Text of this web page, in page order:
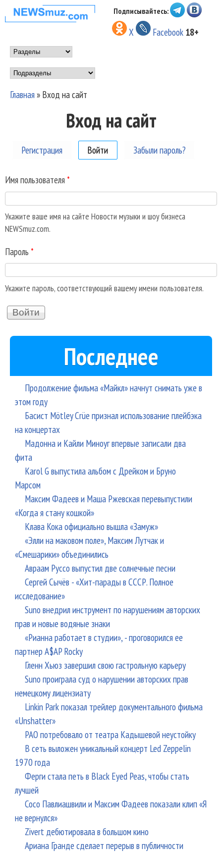
Перейти к основному
содержанию
НОВОСТИ
МУЗЫКИ И
ШОУ БИЗНЕСА
NEWSMUZ.COM
Подписывайтесь:
X Facebook 18+
Main menu
Подразделы
Вы здесь
Главная» Вход на сайт
Вход на сайт
Регистрация Войти (активная вкладка)
Забыли пароль?
Имя пользователя *
Укажите ваше имя на сайте Новости музыки и шоу бизнеса
NEWSmuz.com.
Пароль *
Укажите пароль, соответствующий вашему имени пользователя.
Последнее
Продолжение фильма «Майкл» начнут снимать уже в
этом году
Басист Mötley Crüe признал использование плейбэка
на концертах
Мадонна и Кайли Миноуг впервые записали два
фита
Karol G выпустила альбом с Дрейком и Бруно
Марсом
Максим Фадеев и Маша Ржевская перевыпустили
«Когда я стану кошкой»
Клава Кока официально вышла «Замуж»
«Элли на маковом поле», Максим Лутчак и
«Смешарики» объединились
Авраам Руссо выпустил две солнечные песни
Сергей Сычёв - «Хит-парады в СССР. Полное
исследование»
Suno внедрил инструмент по нарушениям авторских
прав и новые водяные знаки
«Рианна работает в студии», - проговорился ее
партнер A$AP Rocky
Гленн Хьюз завершил свою гастрольную карьеру
Suno проиграла суд о нарушении авторских прав
немецкому лицензиату
Linkin Park показал трейлер документального фильма
«Unshatter»
РАО потребовало от театра Кадышевой неустойку
В сеть выложен уникальный концерт Led Zeppelin
1970 года
Ферги стала петь в Black Eyed Peas, чтобы стать
лучшей
Сосо Павлиашвили и Максим Фадеев показали клип «Я
не вернулся»
Zivert дебютировала в большом кино
Ариана Гранде сделает перерыв в публичности